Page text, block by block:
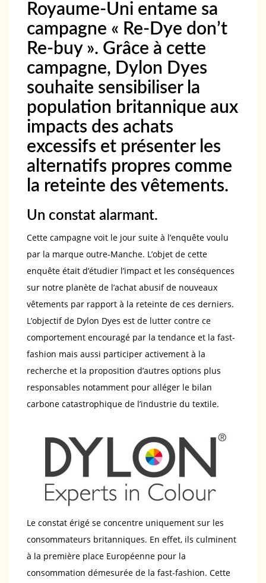
Royaume-Uni entame sa
campagne « Re-Dye don’t
Re-buy ». Grâce à cette
campagne, Dylon Dyes
souhaite sensibiliser la
population britannique aux
impacts des achats
excessifs et présenter les
alternatifs propres comme
la reteinte des vêtements.
Un constat alarmant.
Cette campagne voit le jour suite à l’enquête voulu
par la marque outre-Manche. L’objet de cette
enquête était d’étudier l’impact et les conséquences
sur notre planète de l’achat abusif de nouveaux
vêtements par rapport à la reteinte de ces derniers.
L’objectif de Dylon Dyes est de lutter contre ce
comportement encouragé par la tendance et la fast-
fashion mais aussi participer activement à la
recherche et la proposition d’autres options plus
responsables notamment pour alléger le bilan
carbone catastrophique de l’industrie du textile.
Le constat érigé se concentre uniquement sur les
consommateurs britanniques. En effet, ils culminent
à la première place Européenne pour la
consommation démesurée de la fast-fashion. Cette